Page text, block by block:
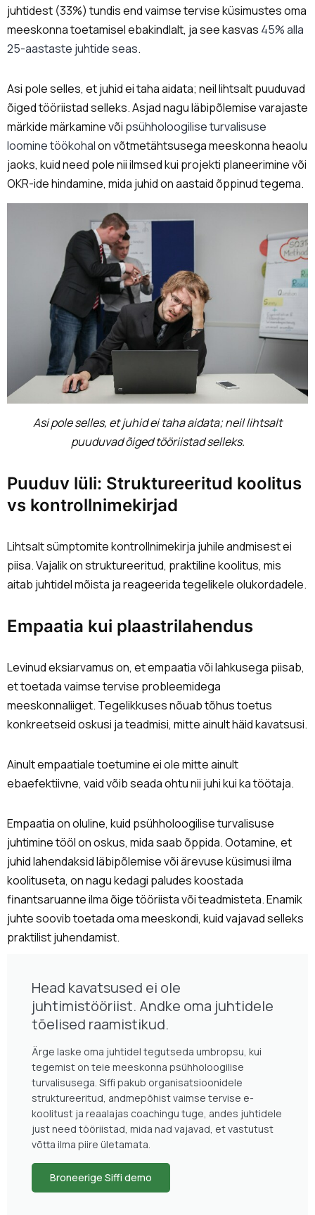
juhtidest (33%) tundis end vaimse tervise küsimustes oma
meeskonna toetamisel ebakindlalt, ja see kasvas 45% alla
25-aastaste juhtide seas.
Asi pole selles, et juhid ei taha aidata; neil lihtsalt puuduvad
õiged tööriistad selleks. Asjad nagu läbipõlemise varajaste
märkide märkamine või psühholoogilise turvalisuse
loomine töökohalon võtmetähtsusega meeskonna heaolu
jaoks, kuid need pole nii ilmsed kui projekti planeerimine või
OKR-ide hindamine, mida juhid on aastaid õppinud tegema.
Asi pole selles, et juhid ei taha aidata; neil lihtsalt
puuduvad õiged tööriistad selleks.
Puuduv lüli: Struktureeritud koolitus
vs kontrollnimekirjad
Lihtsalt sümptomite kontrollnimekirja juhile andmisest ei
piisa. Vajalik on struktureeritud, praktiline koolitus, mis
aitab juhtidel mõista ja reageerida tegelikele olukordadele.
Empaatia kui plaastrilahendus
Levinud eksiarvamus on, et empaatia või lahkusega piisab,
et toetada vaimse tervise probleemidega
meeskonnaliiget. Tegelikkuses nõuab tõhus toetus
konkreetseid oskusi ja teadmisi, mitte ainult häid kavatsusi.
Ainult empaatiale toetumine ei ole mitte ainult
ebaefektiivne, vaid võib seada ohtu nii juhi kui ka töötaja.
Empaatia on oluline, kuid psühholoogilise turvalisuse
juhtimine tööl on oskus, mida saab õppida. Ootamine, et
juhid lahendaksid läbipõlemise või ärevuse küsimusi ilma
koolituseta, on nagu kedagi paludes koostada
finantsaruanne ilma õige tööriista või teadmisteta. Enamik
juhte soovib toetada oma meeskondi, kuid vajavad selleks
praktilist juhendamist.
Head kavatsused ei ole
juhtimistööriist. Andke oma juhtidele
tõelised raamistikud.
Ärge laske oma juhtidel tegutseda umbropsu, kui
tegemist on teie meeskonna psühholoogilise
turvalisusega. Siffi pakub organisatsioonidele
struktureeritud, andmepõhist vaimse tervise e-
koolitust ja reaalajas coachingu tuge, andes juhtidele
just need tööriistad, mida nad vajavad, et vastutust
võtta ilma piire ületamata.
Broneerige Siffi demo